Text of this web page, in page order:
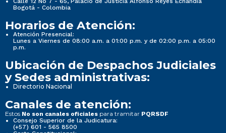
Bogotá - Colombia
Horarios de Atención:
Atención Presencial:
Lunes a Viernes de 08:00 a.m. a 01:00 p.m. y de 02:00 p.m. a 05:00
p.m.
Ubicación de Despachos Judiciales
y Sedes administrativas:
Directorio Nacional
Canales de atención:
Estos No son canales oficiales para tramitar PQRSDF
Consejo Superior de la Judicatura:
(+57) 601 - 565 8500